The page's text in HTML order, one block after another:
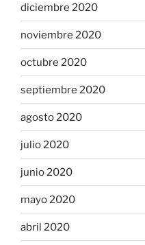
diciembre 2020
noviembre 2020
octubre 2020
septiembre 2020
agosto 2020
julio 2020
junio 2020
mayo 2020
abril 2020